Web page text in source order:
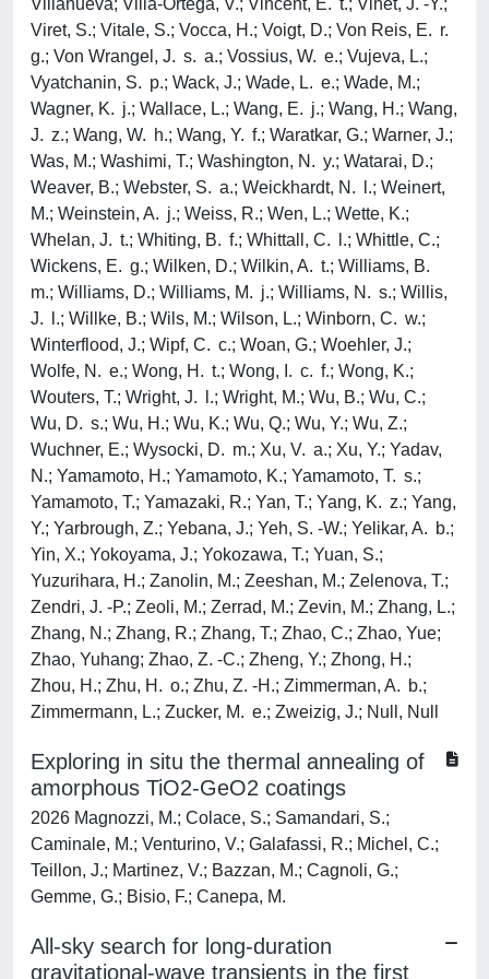
Exploring in situ the thermal annealing of
amorphous TiO2-GeO2 coatings
2026 Magnozzi, M.; Colace, S.; Samandari, S.;
Caminale, M.; Venturino, V.; Galafassi, R.; Michel, C.;
Teillon, J.; Martinez, V.; Bazzan, M.; Cagnoli, G.;
Gemme, G.; Bisio, F.; Canepa, M.
All-sky search for long-duration
gravitational-wave transients in the first